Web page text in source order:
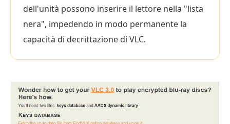
dell'unità possono inserire il lettore nella "lista
nera", impedendo in modo permanente la
capacità di decrittazione di VLC.